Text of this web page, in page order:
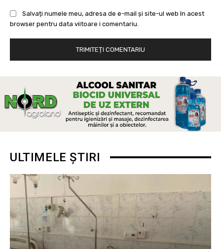
Salvați numele meu, adresa de e-mail și site-ul web în acest
browser pentru data viitoare i comentariu.
ULTIMELE ȘTIRI